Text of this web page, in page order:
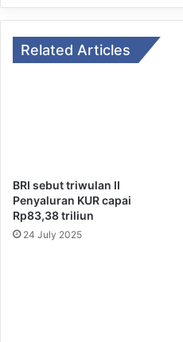
Related Articles
BRI sebut triwulan II
Penyaluran KUR capai
Rp83,38 triliun
24 July 2025